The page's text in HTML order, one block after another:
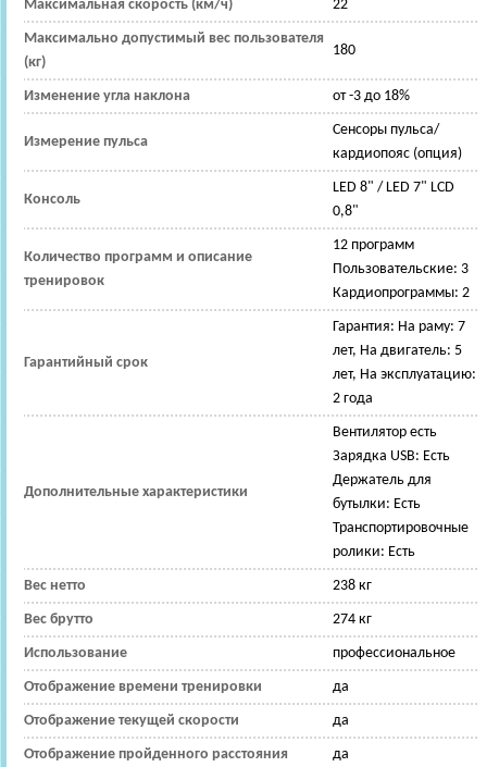
Максимальная скорость (км/ч) 22
Максимально допустимый вес пользователя
(кг)
180
Изменение угла наклона от -3 до 18%
Измерение пульса
Сенсоры пульса/
кардиопояс (опция)
Консоль
LED 8" / LED 7" LCD
0,8"
Количество программ и описание
тренировок
12 программ
Пользовательские: 3
Кардиопрограммы: 2
Гарантийный срок
Гарантия: На раму: 7
лет, На двигатель: 5
лет, На эксплуатацию:
2 года
Дополнительные характеристики
Вентилятор есть
Зарядка USB: Есть
Держатель для
бутылки: Есть
Транспортировочные
ролики: Есть
Вес нетто 238 кг
Вес брутто 274 кг
Использование профессиональное
Отображение времени тренировки да
Отображение текущей скорости да
Отображение пройденного расстояния да